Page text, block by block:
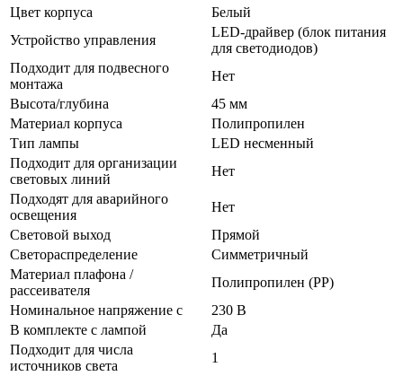
Цвет корпуса
Белый
Устройство управления
LED-драйвер (блок питания
для светодиодов)
Подходит для подвесного
монтажа
Нет
Высота/глубина
45 мм
Материал корпуса
Полипропилен
Тип лампы
LED несменный
Подходит для организации
световых линий
Нет
Подходят для аварийного
освещения
Нет
Световой выход
Прямой
Светораспределение
Симметричный
Материал плафона /
рассеивателя
Полипропилен (PP)
Номинальное напряжение с
230 В
В комплекте с лампой
Да
Подходит для числа
источников света
1